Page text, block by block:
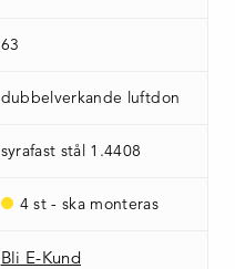
63
dubbelverkande luftdon
syrafast stål 1.4408
4 st - ska monteras
Bli E-Kund